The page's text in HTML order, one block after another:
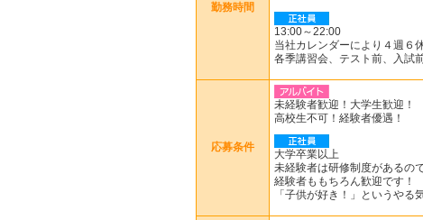
勤務時間
13:00～22:00
当社カレンダーにより４週６
各季講習会、テスト前、入試
応募条件
未経験者歓迎！大学生歓迎！
高校生不可！経験者優遇！
大学卒業以上
未経験者は研修制度があるの
経験者ももちろん歓迎です！
「子供が好き！」というやる